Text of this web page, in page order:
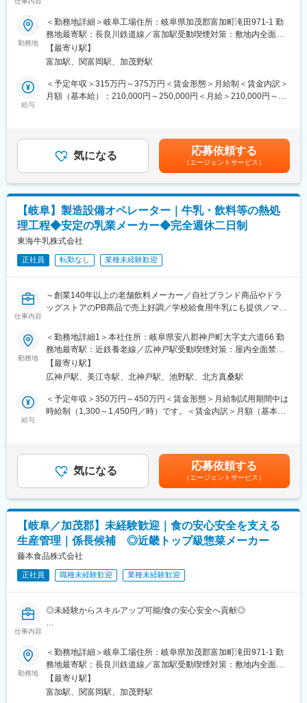
そうした時代の変化とともに、平成31年1月より社名変更を行
い、現在の健康嗜好ブームに対応するパウチゼリー飲料と機能性
飲料としてボトル缶及び小容量ペットボトルの生産工場として、
市場マーケットに対応できる飲料メーカーとして日々精進してま
いります。
工場で製造される惣菜製品の安全性・品質を守る品質管理業務を
お任せします。製品・設備・作業環境を対象とした微生物検査や
衛生管理を通じて、食品会社にとって最も重要な「食の安心・安
全」を支えるポジション。万が一、不適合品が発生した場合に
は、原因の特定から再発防止策の立案・現場への落とし込みま
で、製造部門と連携して対応します。
□日次業務
・製品ラベル枚数と当日製造数の照合チェック
□月次業務
・従業員の体調・衛生管理に関する名簿管理
・新入社員・パートスタッフへの会社案内・衛生説明
・クレーム内容のデータ入力・管理
・人手不足時の現場フォロー業務
度）。品質管理業務の中でも中心となる重要な業務です。
08:30 出社／派遣社員案内、帳票整理、内部発見データ入力
10:00 メールチェック・タスク対応
15:00 業務再開
17:30～20:30 退社
※製造終了後に当日の製造数確認を行うため、退社時間は日によっ
て変動。
◎フレックスタイム制
月間の所定労働時間内で、業務内容に応じて出社時間・休憩時間
・品質管理課：各工場2名体制／年齢構成：20代～50代
※20代女性社員が多く活躍中
・全体構成
次長：50代／1名、課長：40代／1名、係長：30代／1名、メンバ
ー：20代～50代／14名
※今回はメンバークラスでの募集ですが、担当者 → 係長 → 課長
→ 次長と、管理職を目指せるキャリアパスも用意されています。
＜同社について＞
■こだわり
https://www.fujimotofoods.co.jp/products/index.html
勤務地
＜勤務地詳細＞岐阜工場住所：岐阜県加茂郡富加町滝田971-1 勤
務地最寄駅：長良川鉄道線／富加駅受動喫煙対策：敷地内全面禁
煙変更の範囲：会社の定める事業所
【最寄り駅】
富加駅、関富岡駅、加茂野駅
給与
＜予定年収＞315万円～375万円＜賃金形態＞月給制＜賃金内訳＞
月額（基本給）：210,000円～250,000円＜月給＞210,000円～
(月額)は固定手当を含めた表記です。
気になる 応募依頼する
（エージェントサービス）
【岐阜】製造設備オペレーター｜牛乳・飲料等の熱処
理工程◆安定の乳業メーカー◆完全週休二日制
東海牛乳株式会社
正社員 転勤なし 業種未経験歓迎
仕事内容
～創業140年以上の老舗飲料メーカー／自社ブランド商品やドラ
ッグストアのPB商品で売上好調／学校給食用牛乳にも提供／マイ
も充実◎～
■職務内容：
当社は明治16年（1883年）創業の老舗飲料メーカーとして、牛乳
をはじめ果汁100%ジュースなどを製造・販売しています。
東海・関西・北陸地区のスーパーやドラッグストア、学校などで
多くの方にご愛飲いただいております。
そんな当社の製造オペレーターとして、牛乳・乳飲料・ジュース
だけます。
■具体的には：
作業なども担当する、飲料製造の中核を担う業務です。
■働き方：
◎基本的な業務は、手順通りの機械操作や、確認・モニタリング
◎入社後、業務経験を積みながら、機械設備のメンテナンス技術
やトラブル対応スキルを身に付けていくことができます。
望日を各々申請していただきますので、臨機応変に勤務日設定が
可能です。
ます。
■やりがい：
岐阜県、愛知県に住んでいる方ならスーパーなどで1度は見たこと
勤務地
＜勤務地詳細1＞本社住所：岐阜県安八郡神戸町大字丈六道66 勤
務地最寄駅：近鉄養老線／広神戸駅受動喫煙対策：屋内全面禁煙
＜勤務地詳細2＞もとす工場住所：岐阜県本巣市温井199 受動喫煙
対策：屋内全面禁煙変更の範囲：会社の定める事業所
【最寄り駅】
広神戸駅、美江寺駅、北神戸駅、池野駅、北方真桑駅
給与
＜予定年収＞350万円～450万円＜賃金形態＞月給制試用期間中は
時給制（1,300～1,450円／時）です。＜賃金内訳＞月額（基本
します。■賞与：年2回（業績連動により支給 過去実績：計2ヶ
月分／年）■昇給：年1回（7月）賃金はあくまでも目安の金額で
あり、選考を通じて上下する可能性があります。月給(月額)は固定
手当を含めた表記です。
気になる 応募依頼する
（エージェントサービス）
【岐阜／加茂郡】未経験歓迎｜食の安心安全を支える
生産管理｜係長候補 ◎近畿トップ級惣菜メーカー
藤本食品株式会社
正社員 職種未経験歓迎 業種未経験歓迎
仕事内容
◎未経験からスキルアップ可能/食の安心安全へ貢献◎
製造部門の管理職候補として、製造工程の管理業務(生産計画の立
案・実行)、工場インフラの保守管理、従業員の労務管理、予実管
理、生産性向上活動、品質改善、メンバーマネジメント等、お任
せします。
勤務地
＜勤務地詳細＞岐阜工場住所：岐阜県加茂郡富加町滝田971-1 勤
務地最寄駅：長良川鉄道線／富加駅受動喫煙対策：敷地内全面禁
煙変更の範囲：会社の定める事業所
【最寄り駅】
富加駅、関富岡駅、加茂野駅